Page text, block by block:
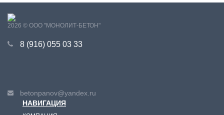
2026 © ООО "МОНОЛИТ-БЕТОН"
8 (916) 055 03 33
betonpanov@yandex.ru
НАВИГАЦИЯ